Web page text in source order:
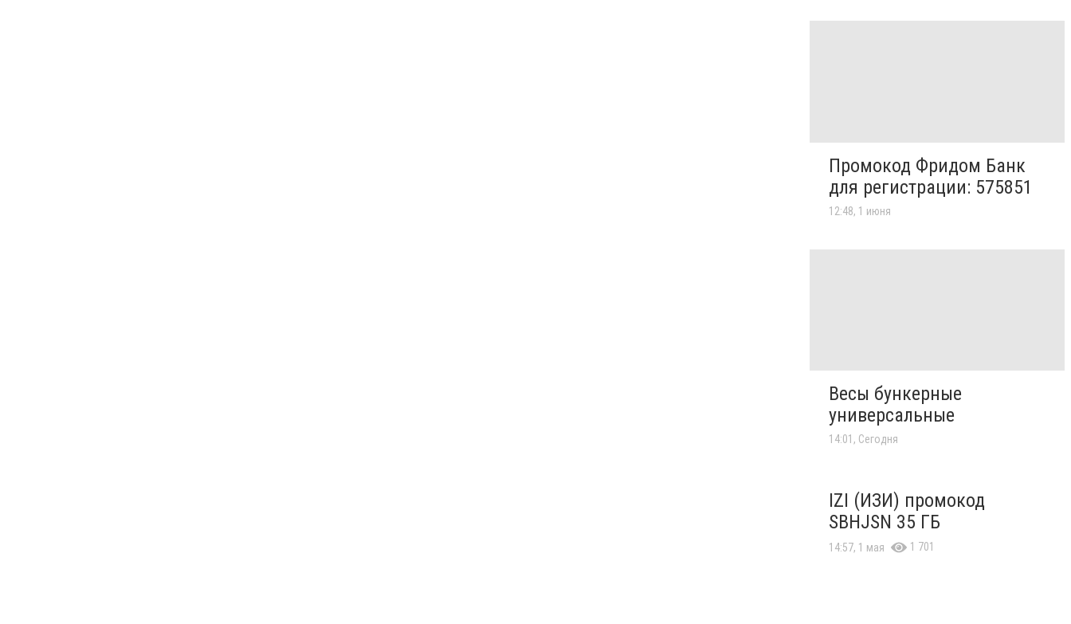
Промокод Фридом Банк
для регистрации: 575851
12:48, 1 июня
Весы бункерные
универсальные
14:01, Сегодня
IZI (ИЗИ) промокод
SBHJSN 35 ГБ
14:57, 1 мая 1 701